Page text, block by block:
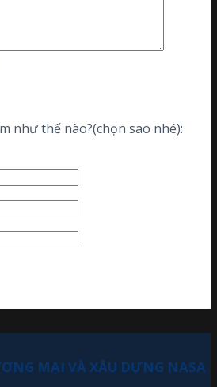
như thế nào?(chọn sao nhé):
MẠI VÀ XÂU DỰNG NASA